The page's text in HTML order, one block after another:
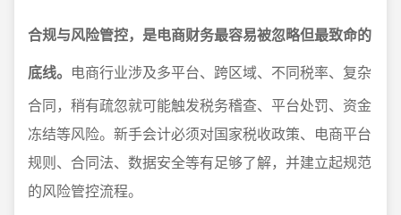
合规与风险管控，是电商财务最容易被忽略但最致命的
底线。 电商行业涉及多平台、跨区域、不同税率、复杂
合同，稍有疏忽就可能触发税务稽查、平台处罚、资金
冻结等风险。新手会计必须对国家税收政策、电商平台
规则、合同法、数据安全等有足够了解，并建立起规范
的风险管控流程。